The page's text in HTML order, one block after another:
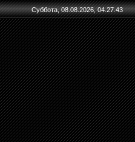
Суббота, 08.08.2026, 04.27.43